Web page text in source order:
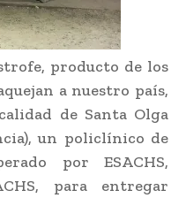
producto de los
a nuestro país,
de Santa Olga
un policlínico de
por ESACHS,
para entregar